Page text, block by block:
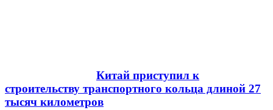
Китай приступил к
строительству транспортного кольца длиной 27
тысяч километров